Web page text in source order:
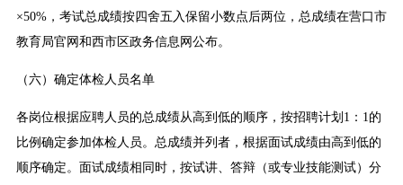
×50%，考试总成绩按四舍五入保留小数点后两位，总成绩在营口市
教育局官网和西市区政务信息网公布。
（六）确定体检人员名单
各岗位根据应聘人员的总成绩从高到低的顺序，按招聘计划1：1的
比例确定参加体检人员。总成绩并列者，根据面试成绩由高到低的
顺序确定。面试成绩相同时，按试讲、答辩（或专业技能测试）分